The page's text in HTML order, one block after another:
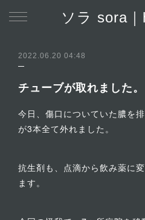
ソラ sora
2022.06.20 04:48
チューブが取れました。
今日、傷口についていた膿を
が3本全て外れました。
抗生剤も、点滴から飲み薬に
ます。